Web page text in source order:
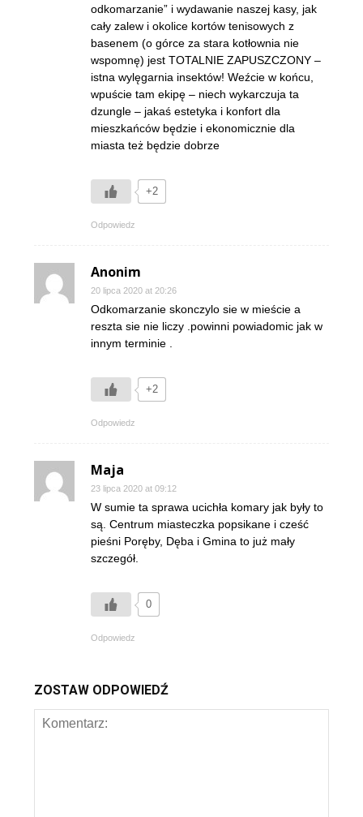
odkomarzanie” i wydawanie naszej kasy, jak
cały zalew i okolice kortów tenisowych z
basenem (o górce za stara kotłownia nie
wspomnę) jest TOTALNIE ZAPUSZCZONY –
istna wylęgarnia insektów! Weźcie w końcu,
wpuście tam ekipę – niech wykarczuja ta
dzungle – jakaś estetyka i konfort dla
mieszkańców będzie i ekonomicznie dla
miasta też będzie dobrze
+2
Odpowiedz
Anonim
20 lipca 2020 at 20:26
Odkomarzanie skonczylo sie w mieście a
reszta sie nie liczy .powinni powiadomic jak w
innym terminie .
+2
Odpowiedz
Maja
23 lipca 2020 at 09:12
W sumie ta sprawa ucichła komary jak były to
są. Centrum miasteczka popsikane i cześć
pieśni Poręby, Dęba i Gmina to już mały
szczegół.
0
Odpowiedz
ZOSTAW ODPOWIEDŹ